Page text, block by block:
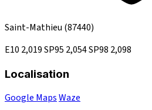
Saint-Mathieu (87440)
E10 2,019SP95 2,054SP98 2,098
Localisation
Google MapsWaze